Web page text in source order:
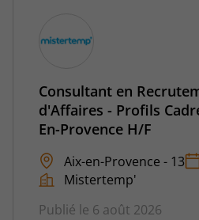
Consultant en
d'Affaires - Profils
En-Provence H/F
Aix-en-Provence - 13
Mistertemp'
Publié le 6 août 2026